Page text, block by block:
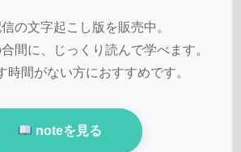
の文字起こし版を販売中。
間に、じっくり読んで学べます。
時間がない方におすすめです。
noteを見る